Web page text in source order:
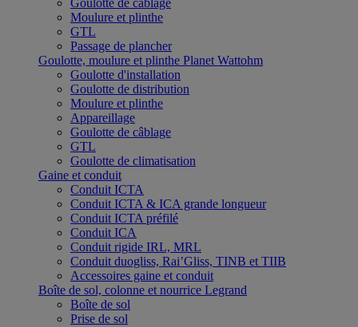
Goulotte de câblage
Moulure et plinthe
GTL
Passage de plancher
Goulotte, moulure et plinthe Planet Wattohm
Goulotte d'installation
Goulotte de distribution
Moulure et plinthe
Appareillage
Goulotte de câblage
GTL
Goulotte de climatisation
Gaine et conduit
Conduit ICTA
Conduit ICTA & ICA grande longueur
Conduit ICTA préfilé
Conduit ICA
Conduit rigide IRL, MRL
Conduit duogliss, Rai’Gliss, TINB et TIIB
Accessoires gaine et conduit
Boîte de sol, colonne et nourrice Legrand
Boîte de sol
Prise de sol